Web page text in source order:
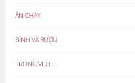
ĂN CHAY
BÌNH VÀ RƯỢU
TRONG VEO…